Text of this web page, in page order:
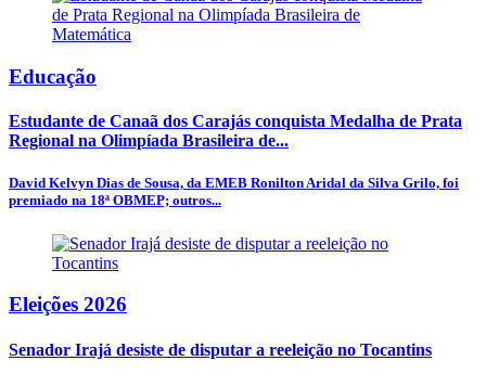
Educação
Estudante de Canaã dos Carajás conquista Medalha de Prata
Regional na Olimpíada Brasileira de...
David Kelvyn Dias de Sousa, da EMEB Ronilton Aridal da Silva Grilo, foi
premiado na 18ª OBMEP; outros...
Eleições 2026
Senador Irajá desiste de disputar a reeleição no Tocantins